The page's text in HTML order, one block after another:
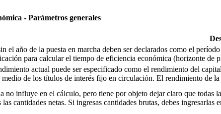
- Parámetros generales
el año de la puesta en marcha deben ser declarados como el
para calcular el tiempo de eficiencia económica (horizonte de
actual puede ser especificado como el rendimiento del
de los títulos de interés fijo en circulación. El rendimiento de
no influye en el cálculo, pero tiene por objeto dejar claro que
cantidades netas. Si ingresas cantidades brutas, debes ingresarlas